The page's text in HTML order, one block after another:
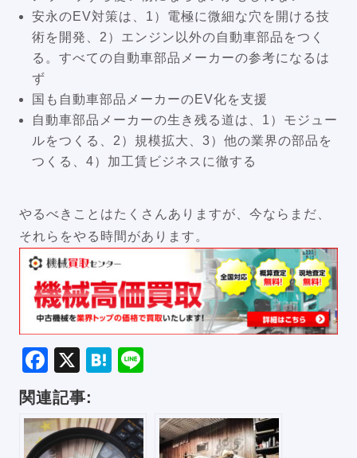
安永のEV対策は、1）電極に微細な穴を開ける技
術を開発、2）エンジン以外の自動車部品をつく
る。すべての自動車部品メーカーの参考になるは
ず
国も自動車部品メーカーのEV化を支援
自動車部品メーカーの生き残る道は、1）モジュー
ルをつくる、2）規模拡大、3）他の業界の部品を
つくる、4）加工賃ビジネスに徹する
やるべきことはたくさんありますが、今ならまだ、
それらをやる時間があります。
Facebook
X Hatena
関連記事: